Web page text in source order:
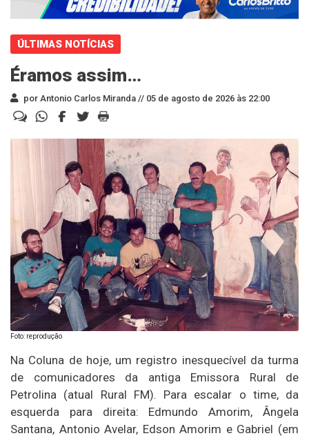
ÚLTIMAS NOTÍCIAS
Éramos assim…
por Antonio Carlos Miranda // 05 de agosto de 2026 às 22:00
Foto: reprodução
Na Coluna de hoje, um registro inesquecível da turma
de comunicadores da antiga Emissora Rural de
Petrolina (atual Rural FM). Para escalar o time, da
esquerda para direita: Edmundo Amorim, Ângela
Santana, Antonio Avelar, Edson Amorim e Gabriel (em